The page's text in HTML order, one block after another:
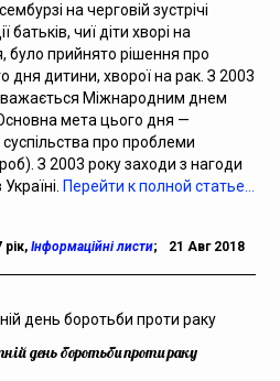
на черговій зустрічі
чиї діти хворі на
, було прийнято рішення про
дитини, хворої на рак. З 2003
Міжнародним днем
Основна мета цього дня —
про проблеми
З 2003 року заходи з нагоди
Перейти к полной статье…
рік, Інформаційні листи; 21 Авг 2018
день боротьби проти раку